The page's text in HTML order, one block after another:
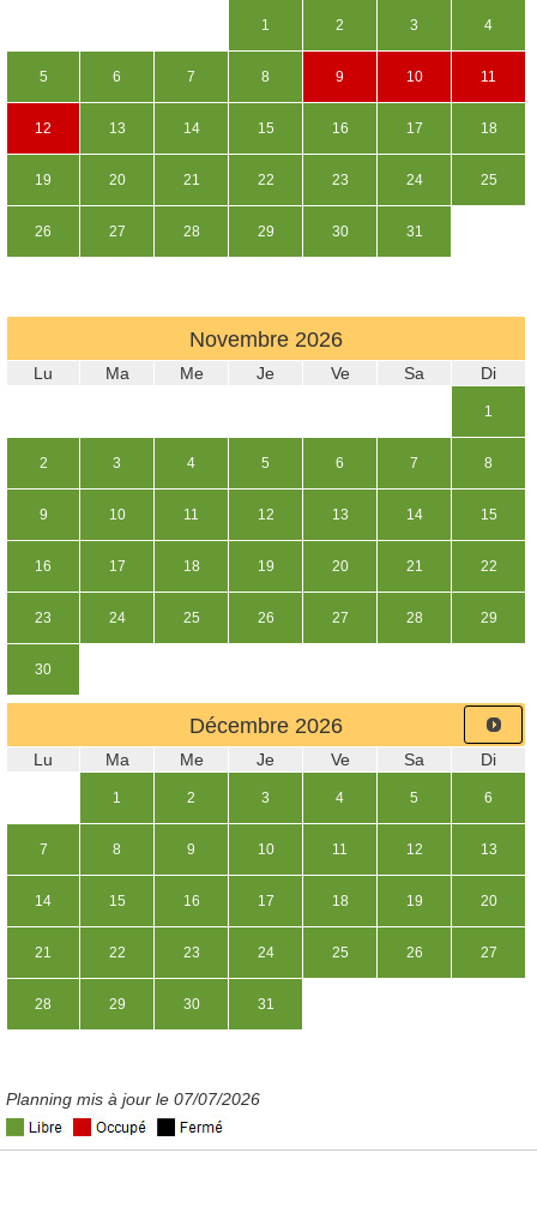
1 2 3 4
5 6 7 8 9 10 11
12 13 14 15 16 17 18
19 20 21 22 23 24 25
26 27 28 29 30 31
Novembre 2026
Lu Ma Me Je Ve Sa Di
1
2 3 4 5 6 7 8
9 10 11 12 13 14 15
16 17 18 19 20 21 22
23 24 25 26 27 28 29
30
Décembre 2026
Lu Ma Me Je Ve Sa Di
1 2 3 4 5 6
7 8 9 10 11 12 13
14 15 16 17 18 19 20
21 22 23 24 25 26 27
28 29 30 31
Planning mis à jour le 07/07/2026